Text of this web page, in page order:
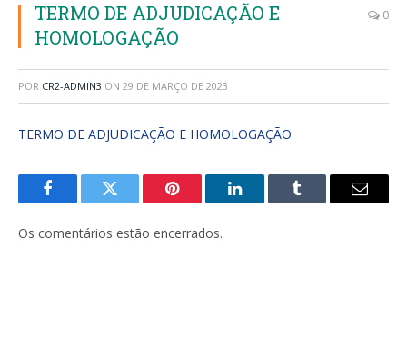
TERMO DE ADJUDICAÇÃO E
HOMOLOGAÇÃO
0
POR CR2-ADMIN3 ON 29 DE MARÇO DE 2023
TERMO DE ADJUDICAÇÃO E HOMOLOGAÇÃO
FacebookTwitter Pinterest LinkedInTumblr
E-
Os comentários estão encerrados.